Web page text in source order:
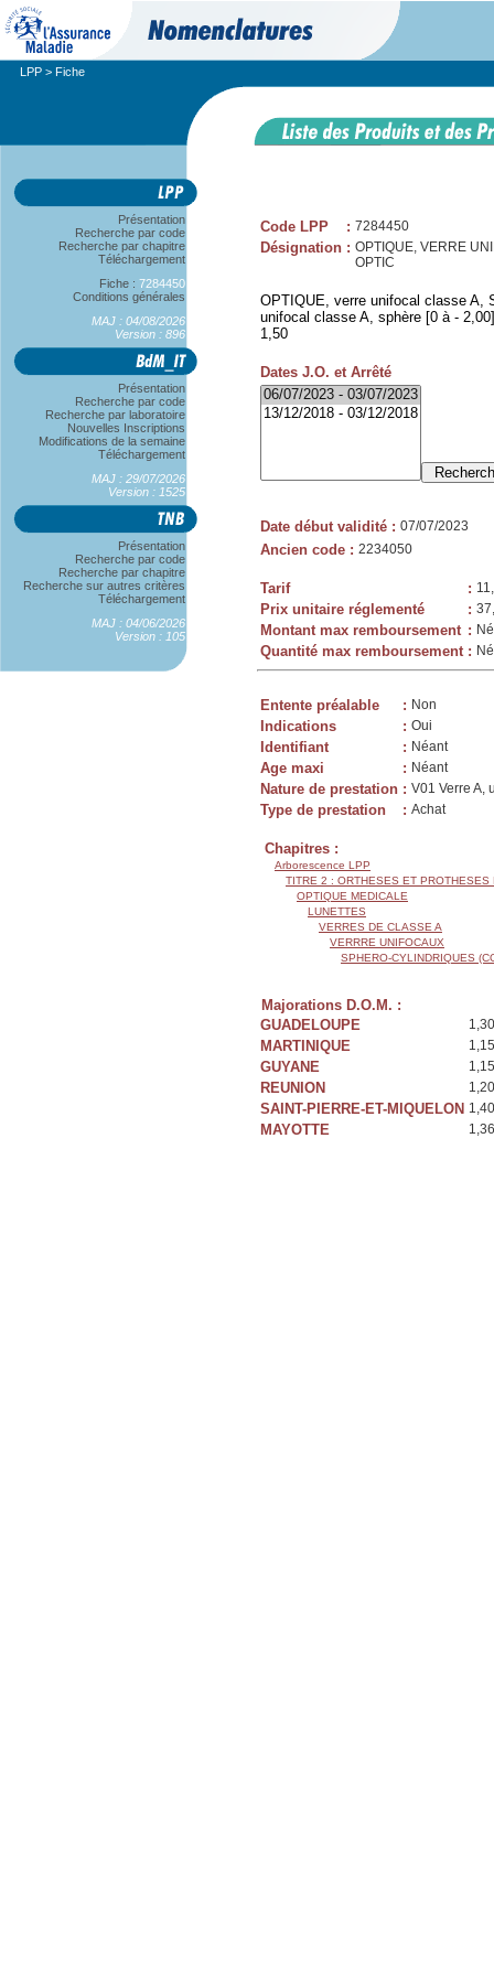
LPP > Fiche
Présentation
Recherche par code
Recherche par chapitre
Téléchargement
Fiche : 7284450
Conditions générales
MAJ : 04/08/2026
Version : 896
Présentation
Recherche par code
Recherche par laboratoire
Nouvelles Inscriptions
Modifications de la semaine
Téléchargement
MAJ : 29/07/2026
Version : 1525
Présentation
Recherche par code
Recherche par chapitre
Recherche sur autres critères
Téléchargement
MAJ : 04/06/2026
Version : 105
Code LPP : 7284450
Désignation : OPTIQUE, VERRE
OPTIC
OPTIQUE, verre unifocal classe A,
unifocal classe A, sphère [0 à -
1,50
Dates J.O. et Arrêté
Date début validité : 07/07/2023
Ancien code : 2234050
Tarif :
Prix unitaire réglementé :
Montant max remboursement :
Quantité max remboursement :
Entente préalable : Non
Indications : Oui
Identifiant : Néant
Age maxi : Néant
Nature de prestation : V01 Verre A,
Type de prestation : Achat
Chapitres :
Arborescence LPP
TITRE 2 : ORTHESES ET PROTHESES
OPTIQUE MEDICALE
LUNETTES
VERRES DE CLASSE A
VERRRE UNIFOCAUX
SPHERO-CYLINDRIQUES
Majorations D.O.M. :
GUADELOUPE
MARTINIQUE
GUYANE
REUNION
SAINT-PIERRE-ET-MIQUELON
MAYOTTE